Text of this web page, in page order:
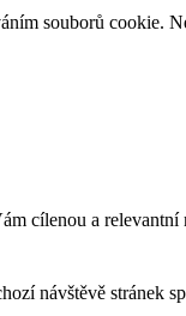
souborů cookie.
cílenou a
návštěvě stránek